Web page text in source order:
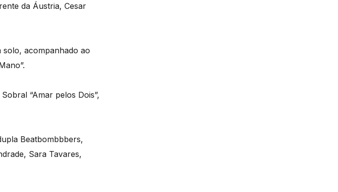
da Áustria, Cesar
acompanhado ao
“Amar pelos Dois”,
Beatbombbbers,
Sara Tavares,